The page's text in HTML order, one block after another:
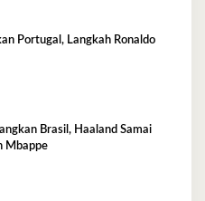
Portugal, Langkah Ronaldo
Brasil, Haaland Samai
Mbappe